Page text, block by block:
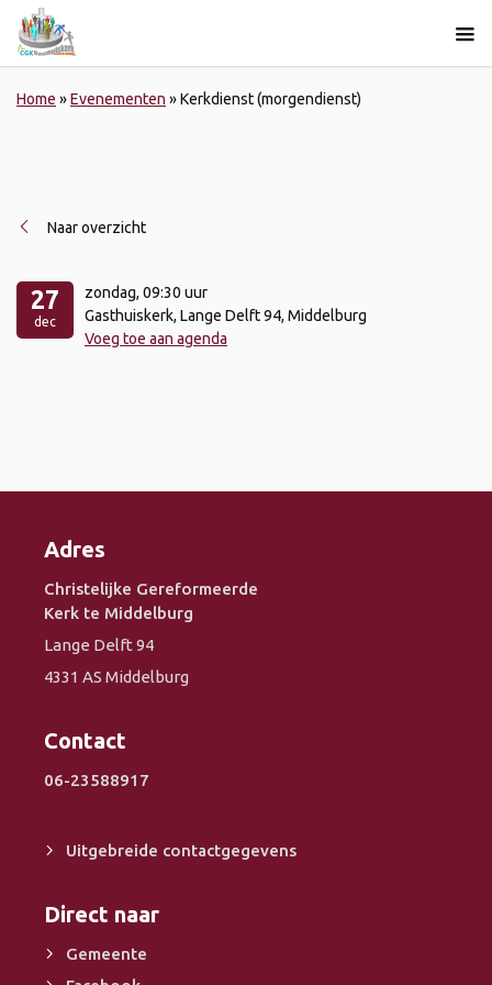
Home »Evenementen »Kerkdienst (morgendienst)
Naar overzicht
27
dec
zondag, 09:30 uur
Gasthuiskerk, Lange Delft 94, Middelburg
Voeg toe aan agenda
Adres
Christelijke Gereformeerde
Kerk te Middelburg
Lange Delft 94
4331 AS Middelburg
Contact
06-23588917
Uitgebreide contactgegevens
Direct naar
Gemeente